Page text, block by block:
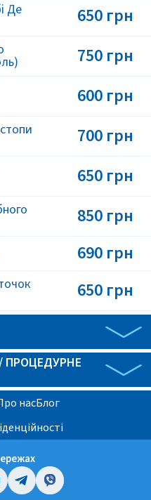
Де 650 грн
750 грн
600 грн
700 грн
650 грн
850 грн
690 грн
650 грн
ПРОЦЕДУРНЕ
насБлог